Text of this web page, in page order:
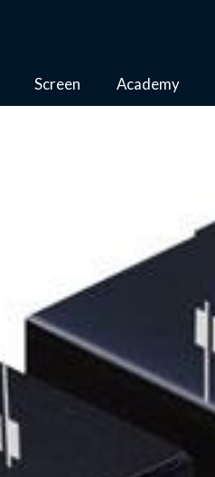
Screen Academy